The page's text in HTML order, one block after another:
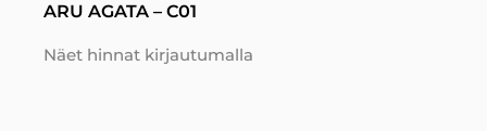
ARU AGATA – C01
Näet hinnat kirjautumalla